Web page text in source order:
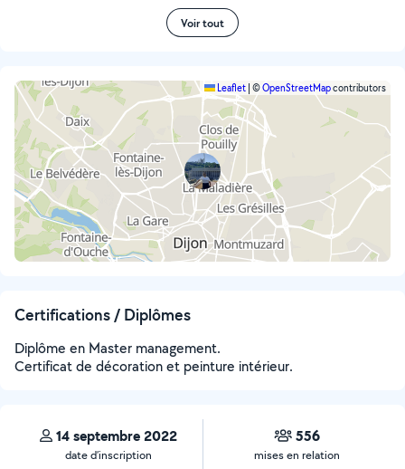
Voir tout
Leaflet ©OpenStreetMapcontributors
Certifications / Diplômes
Diplôme en Master management.
Certificat de décoration et peinture intérieur.
14 septembre 2022
date d’inscription
556
mises en relation